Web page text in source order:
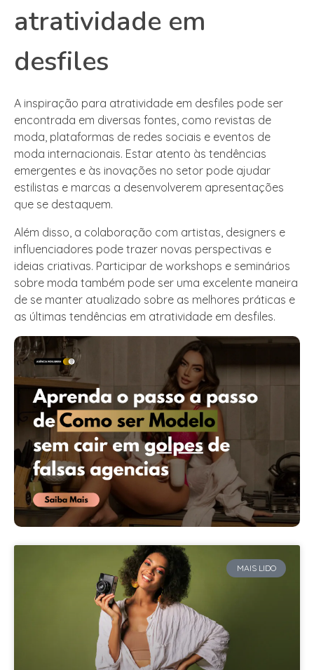
atratividade em
desfiles
A inspiração para atratividade em desfiles pode ser
encontrada em diversas fontes, como revistas de
moda, plataformas de redes sociais e eventos de
moda internacionais. Estar atento às tendências
emergentes e às inovações no setor pode ajudar
estilistas e marcas a desenvolverem apresentações
que se destaquem.
Além disso, a colaboração com artistas, designers e
influenciadores pode trazer novas perspectivas e
ideias criativas. Participar de workshops e seminários
sobre moda também pode ser uma excelente maneira
de se manter atualizado sobre as melhores práticas e
as últimas tendências em atratividade em desfiles.
MAIS LIDO